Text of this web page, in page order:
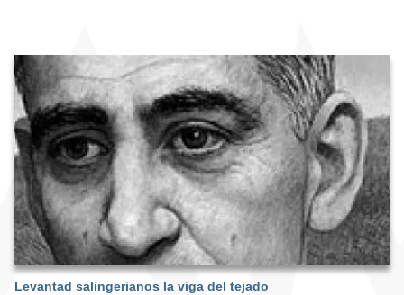
Levantad salingerianos la viga del tejado